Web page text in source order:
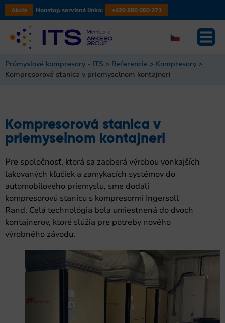
Akcia Nonstop servisná linka: +420 800 050 271
Průmyslové kompresory - ITS > Referencie > Kompresory >
Kompresorová stanica v priemyselnom kontajneri
Kompresorová stanica v
priemyselnom kontajneri
Pre spoločnosť, ktorá sa zaoberá výrobou vonkajších
lakovaných kľučiek a zamykacích systémov do
automobilového priemyslu, sme dodali
kompresorovú stanicu s kompresormi Ingersoll
Rand. Celá technológia bola umiestnená do dvoch
kontajnerov, ktoré slúžia pre potreby nového
výrobného závodu.